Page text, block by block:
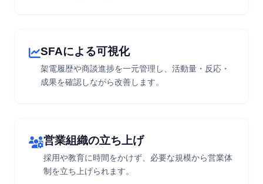
SFAによる可視化
架電履歴や商談進捗を一元管理し、活動量・反応・
成果を確認しながら改善します。
営業組織の立ち上げ
採用や教育に時間をかけず、必要な規模から営業体
制を立ち上げられます。